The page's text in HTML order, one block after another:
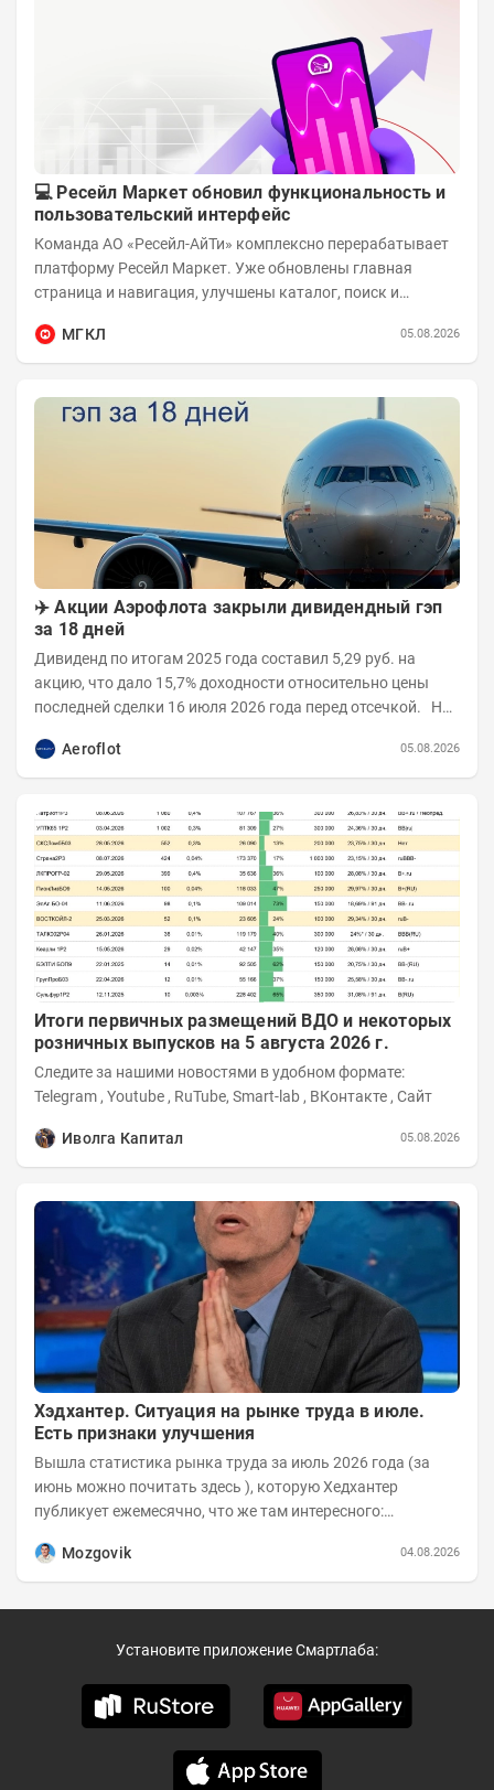
💻 Ресейл Маркет обновил функциональность и
пользовательский интерфейс
Команда АО «Ресейл-АйТи» комплексно перерабатывает
платформу Ресейл Маркет. Уже обновлены главная
страница и навигация, улучшены каталог, поиск и
МГКЛ
05.08.2026
✈️ Акции Аэрофлота закрыли дивидендный гэп
за 18 дней
Дивиденд по итогам 2025 года составил 5,29 руб. на
акцию, что дало 15,7% доходности относительно цены
последней сделки 16 июля 2026 года перед отсечкой. На
Aeroflot
05.08.2026
Итоги первичных размещений ВДО и некоторых
розничных выпусков на 5 августа 2026 г.
Следите за нашими новостями в удобном формате:
Telegram , Youtube , RuTube, Smart-lab , ВКонтакте , Сайт
Иволга Капитал 05.08.2026
Хэдхантер. Ситуация на рынке труда в июле.
Есть признаки улучшения
Вышла статистика рынка труда за июль 2026 года (за
июнь можно почитать здесь ), которую Хедхантер
публикует ежемесячно, что же там интересного:
Mozgovik
04.08.2026
Установите приложение Смартлаба: